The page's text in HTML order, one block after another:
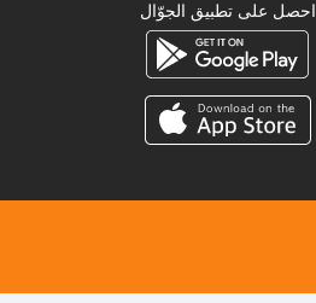
احصل على تطبيق الجوّال